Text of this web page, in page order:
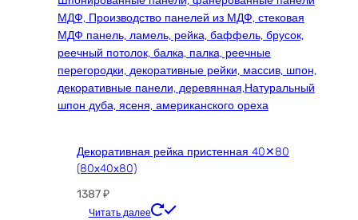
Декоративная рейка пристенная 40✕80
(80х40х80)
1387₽
Читать далее